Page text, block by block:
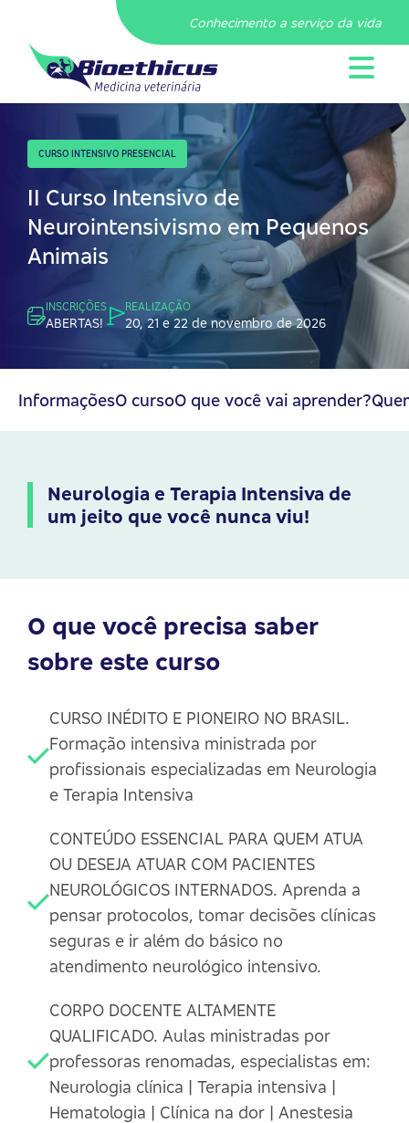
Conhecimento a serviço da vida
CURSO INTENSIVO PRESENCIAL
II Curso Intensivo de
Neurointensivismo em Pequenos
Animais
INSCRIÇÕES
ABERTAS!
REALIZAÇÃO
20, 21 e 22 de novembro de 2026
InformaçõesO cursoO que você vai aprender?
Neurologia e Terapia Intensiva de
um jeito que você nunca viu!
O que você precisa saber
sobre este curso
CURSO INÉDITO E PIONEIRO NO BRASIL.
Formação intensiva ministrada por
profissionais especializadas em Neurologia
e Terapia Intensiva
CONTEÚDO ESSENCIAL PARA QUEM ATUA
OU DESEJA ATUAR COM PACIENTES
NEUROLÓGICOS INTERNADOS. Aprenda a
pensar protocolos, tomar decisões clínicas
seguras e ir além do básico no
atendimento neurológico intensivo.
CORPO DOCENTE ALTAMENTE
QUALIFICADO. Aulas ministradas por
professoras renomadas, especialistas em:
Neurologia clínica | Terapia intensiva |
Hematologia | Clínica na dor | Anestesia